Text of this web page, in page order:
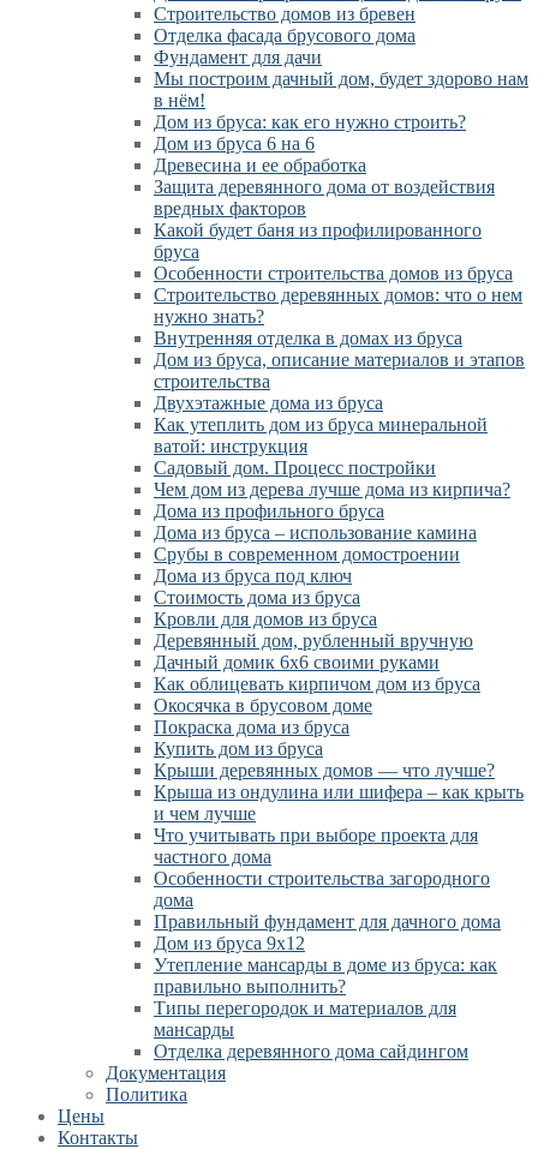
Строительство домов из бревен
Отделка фасада брусового дома
Фундамент для дачи
Мы построим дачный дом, будет здорово нам
в нём!
Дом из бруса: как его нужно строить?
Дом из бруса 6 на 6
Древесина и ее обработка
Защита деревянного дома от воздействия
вредных факторов
Какой будет баня из профилированного
бруса
Особенности строительства домов из бруса
Строительство деревянных домов: что о нем
нужно знать?
Внутренняя отделка в домах из бруса
Дом из бруса, описание материалов и этапов
строительства
Двухэтажные дома из бруса
Как утеплить дом из бруса минеральной
ватой: инструкция
Садовый дом. Процесс постройки
Чем дом из дерева лучше дома из кирпича?
Дома из профильного бруса
Дома из бруса – использование камина
Срубы в современном домостроении
Дома из бруса под ключ
Стоимость дома из бруса
Кровли для домов из бруса
Деревянный дом, рубленный вручную
Дачный домик 6х6 своими руками
Как облицевать кирпичом дом из бруса
Окосячка в брусовом доме
Покраска дома из бруса
Купить дом из бруса
Крыши деревянных домов — что лучше?
Крыша из ондулина или шифера – как крыть
и чем лучше
Что учитывать при выборе проекта для
частного дома
Особенности строительства загородного
дома
Правильный фундамент для дачного дома
Дом из бруса 9х12
Утепление мансарды в доме из бруса: как
правильно выполнить?
Типы перегородок и материалов для
мансарды
Отделка деревянного дома сайдингом
Документация
Политика
Цены
Контакты